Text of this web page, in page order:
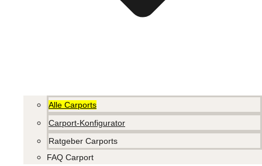
Alle Carports
Carport-Konfigurator
Ratgeber Carports
FAQ Carport